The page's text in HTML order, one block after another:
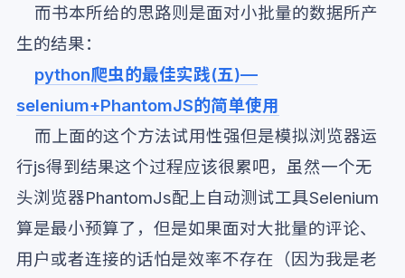
而书本所给的思路则是面对小批量的数据所产
生的结果：
python爬虫的最佳实践(五)—
selenium+PhantomJS的简单使用
而上面的这个方法试用性强但是模拟浏览器运
行js得到结果这个过程应该很累吧，虽然一个无
头浏览器PhantomJs配上自动测试工具Selenium
算是最小预算了，但是如果面对大批量的评论、
用户或者连接的话怕是效率不存在（因为我是老